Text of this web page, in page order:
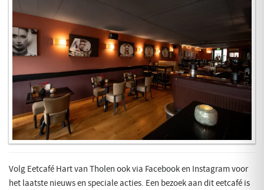
Volg Eetcafé Hart van Tholen ook via Facebook en Instagram voor
het laatste nieuws en speciale acties. Een bezoek aan dit eetcafé is